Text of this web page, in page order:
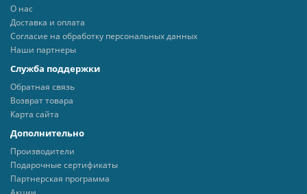
О нас
Доставка и оплата
Согласие на обработку персональных данных
Наши партнеры
Служба поддержки
Обратная связь
Возврат товара
Карта сайта
Дополнительно
Производители
Подарочные сертификаты
Партнерская программа